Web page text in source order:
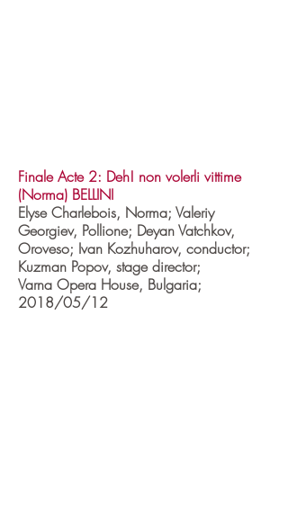
Finale Acte 2: Deh! non volerli vittime
(Norma) BELLINI
Elyse Charlebois, Norma; Valeriy
Georgiev, Pollione; Deyan Vatchkov,
Oroveso; Ivan Kozhuharov, conductor;
Kuzman Popov, stage director;
Varna Opera House, Bulgaria;
2018/05/12